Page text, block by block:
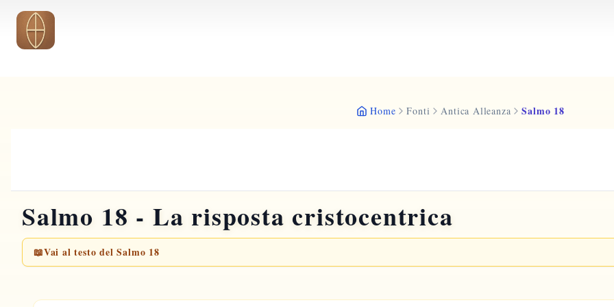
Vai al contenuto principale
Home Fonti Antica Alleanza Salmo 18
Salmo 18 - La risposta cristocentrica
📖Vai al testo del Salmo 18